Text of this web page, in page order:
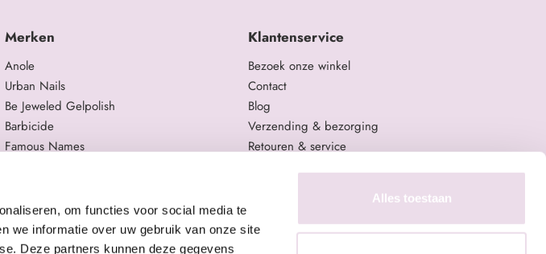
om functies voor social media te
we informatie over uw gebruik van onze site
Deze partners kunnen deze gegevens
Alles toestaan
Merken
Anole
Urban Nails
Be Jeweled Gelpolish
Barbicide
Famous Names
Staleks Pro
Klantenservice
Bezoek onze winkel
Contact
Blog
Verzending & bezorging
Retouren & service